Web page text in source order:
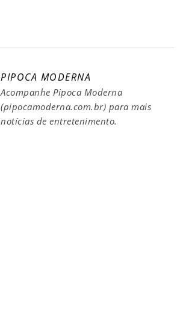
PIPOCA MODERNA
Acompanhe Pipoca Moderna
(pipocamoderna.com.br) para mais
notícias de entretenimento.